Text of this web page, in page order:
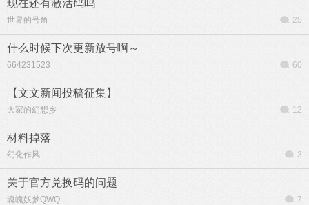
现在还有激活码吗
世界的号角 25
什么时候下次更新放号啊～
664231523 60
【文文新闻投稿征集】
大家的幻想乡 12
材料掉落
幻化作风 3
关于官方兑换码的问题
魂魄妖梦QWQ 7